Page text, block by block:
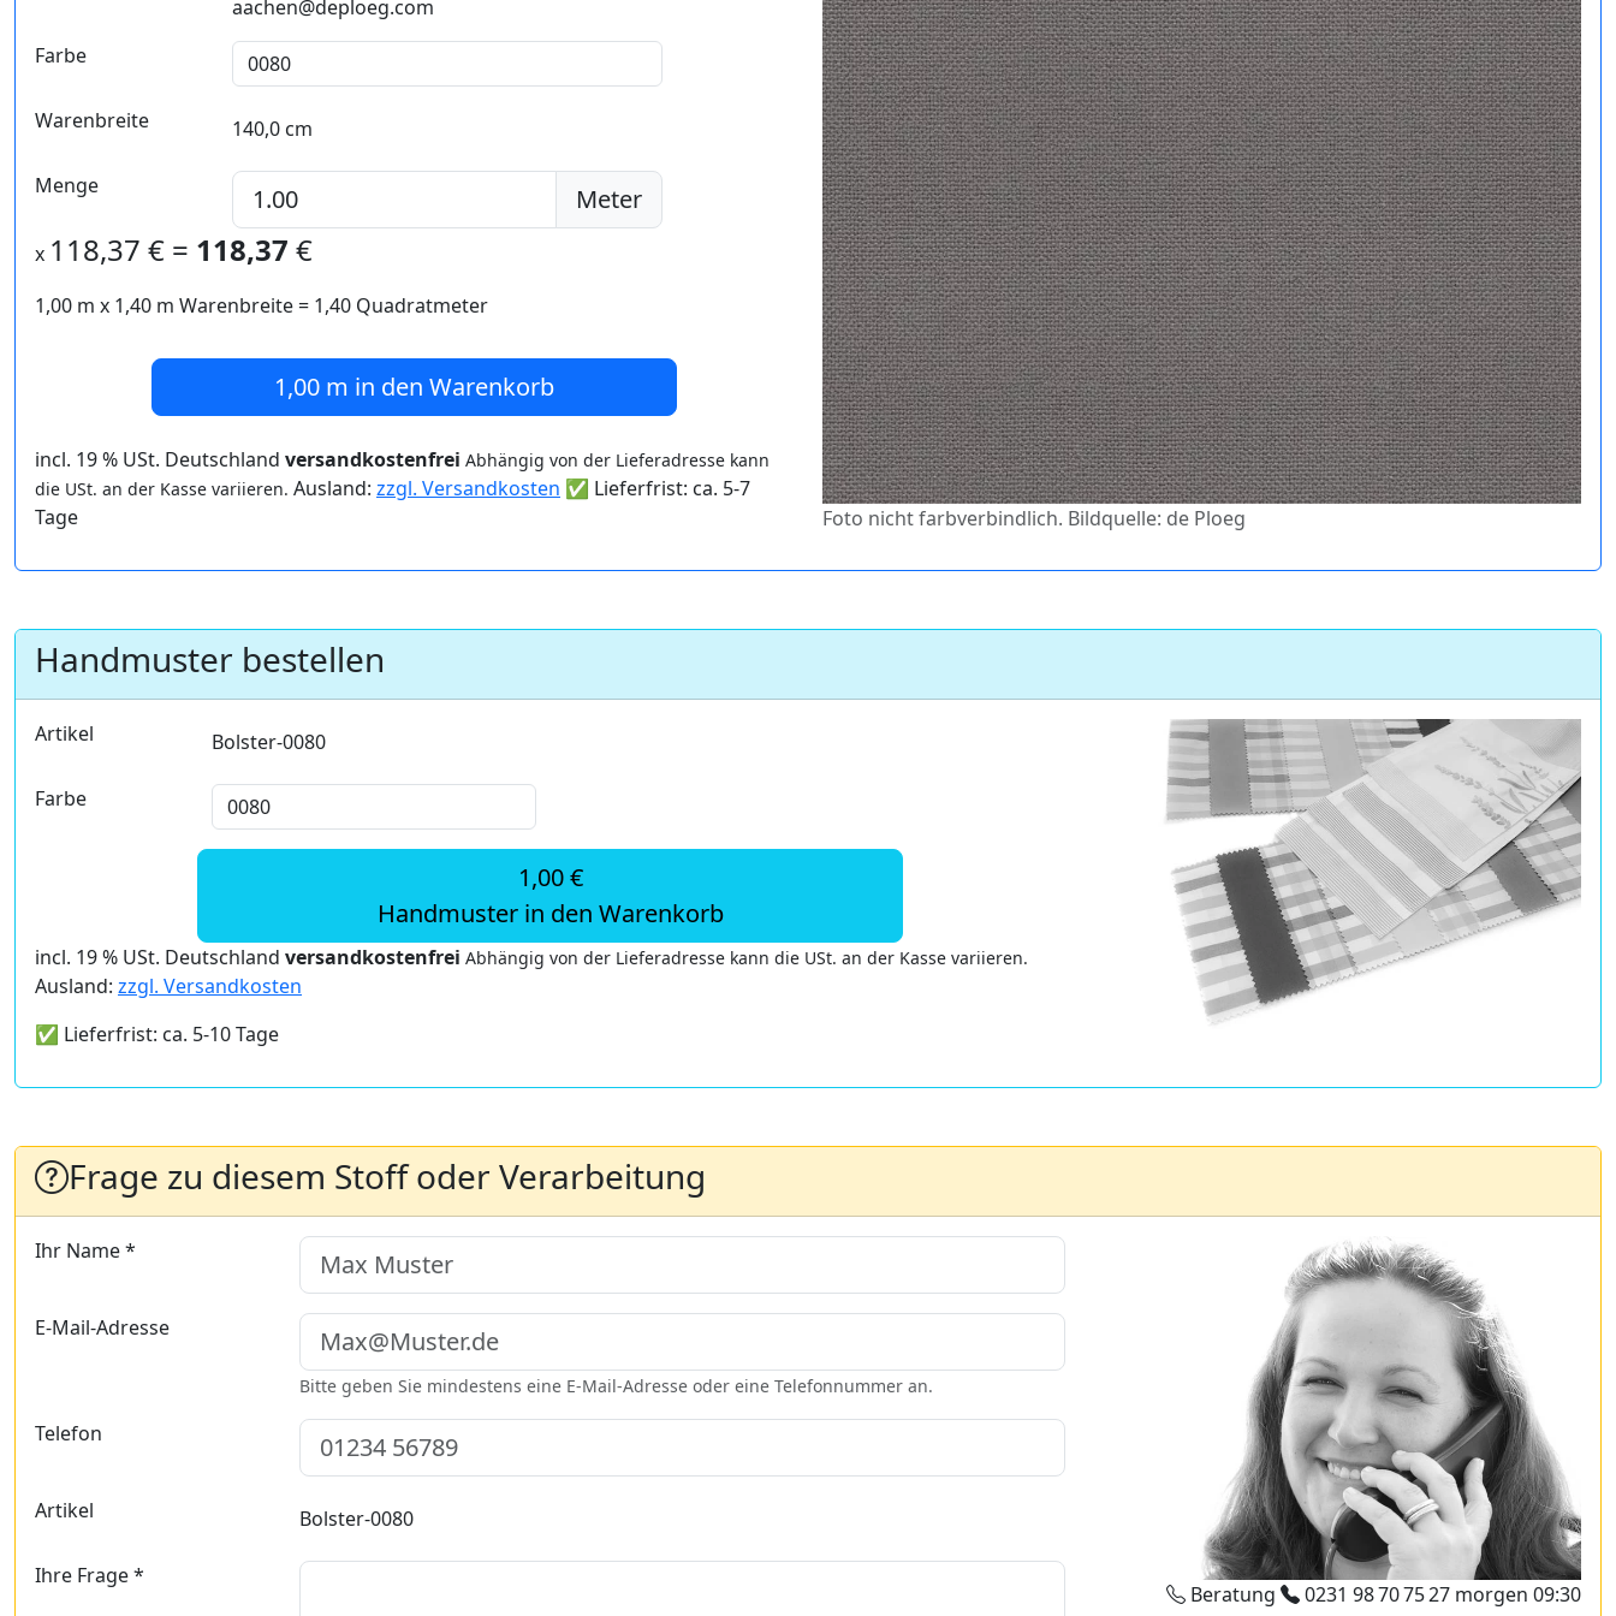
aachen@deploeg.com
Farbe
Warenbreite 140,0 cm
Menge Meter
x 118,37 € = 118,37 €
1,00 m x 1,40 m Warenbreite = 1,40 Quadratmeter
1,00 m in den Warenkorb
incl. 19 % USt. Deutschland versandkostenfrei Abhängig von der Lieferadresse kann
die USt. an der Kasse variieren. Ausland: zzgl. Versandkosten ✅ Lieferfrist: ca. 5-7
Tage
Foto nicht farbverbindlich. Bildquelle: de Ploeg
Handmuster bestellen
Artikel Bolster-0080
Farbe
1,00 €
Handmuster in den Warenkorb
incl. 19 % USt. Deutschland versandkostenfrei Abhängig von der Lieferadresse kann die USt. an der Kasse variieren.
Ausland: zzgl. Versandkosten
✅ Lieferfrist: ca. 5-10 Tage
Frage zu diesem Stoff oder Verarbeitung
Ihr Name *
E-Mail-Adresse
Bitte geben Sie mindestens eine E-Mail-Adresse oder eine Telefonnummer an.
Telefon
Artikel Bolster-0080
Ihre Frage *
Beratung 0231 98 70 75 27morgen 09:30